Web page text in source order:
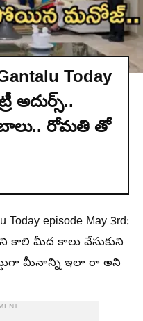
Today
అదుర్స్..
బాలు.. రోమతి తో
Today episode May 3rd:
కాలి మీద కాలు వేసుకుని
మీనాన్ని ఇలా రా అని